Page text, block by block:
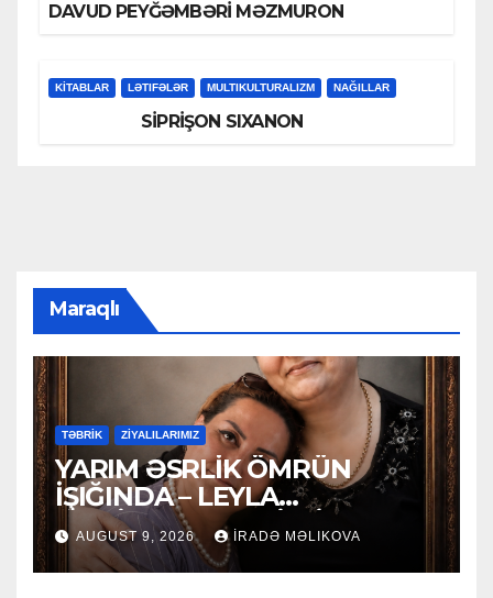
DAVUD PEYĞƏMBƏRİ MƏZMURON
KİTABLAR LƏTIFƏLƏR MULTIKULTURALIZM NAĞILLAR
SİPRİŞON SIXANON
Maraqlı
TƏBRİK ZİYALILARIMIZ
YARIM ƏSRLİK ÖMRÜN
İŞIĞINDA – LEYLA
MƏCİDOVAYA 50 İLLİK
YUBİLEY TƏBRİKİ
AUGUST 9, 2026 İRADƏ MƏLIKOVA